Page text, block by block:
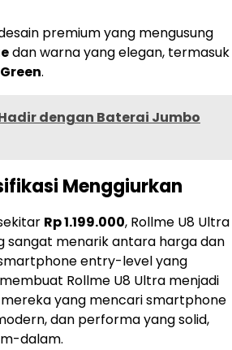
premium yang mengusung
dan warna yang elegan, termasuk
.
Hadir dengan Baterai Jumbo
Menggiurkan
Rp 1.199.000, Rollme U8 Ultra
sangat menarik antara harga dan
entry-level yang
Rollme U8 Ultra menjadi
yang mencari smartphone
dan performa yang solid,
dalam.